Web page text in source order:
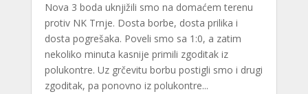
Nova 3 boda uknjižili smo na domaćem terenu
protiv NK Trnje. Dosta borbe, dosta prilika i
dosta pogrešaka. Poveli smo sa 1:0, a zatim
nekoliko minuta kasnije primili zgoditak iz
polukontre. Uz grčevitu borbu postigli smo i drugi
zgoditak, pa ponovno iz polukontre...